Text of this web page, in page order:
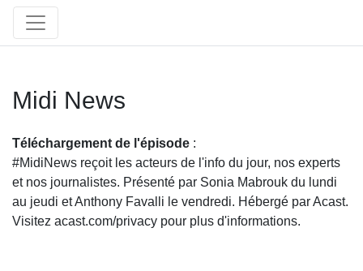
Midi News
Téléchargement de l'épisode :
#MidiNews reçoit les acteurs de l'info du jour, nos experts
et nos journalistes. Présenté par Sonia Mabrouk du lundi
au jeudi et Anthony Favalli le vendredi. Hébergé par Acast.
Visitez acast.com/privacy pour plus d'informations.